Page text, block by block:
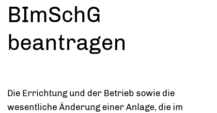
BImSchG
beantragen
Die Errichtung und der Betrieb sowie die
wesentliche Änderung einer Anlage, die im